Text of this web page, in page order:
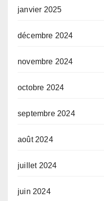
janvier 2025
décembre 2024
novembre 2024
octobre 2024
septembre 2024
août 2024
juillet 2024
juin 2024